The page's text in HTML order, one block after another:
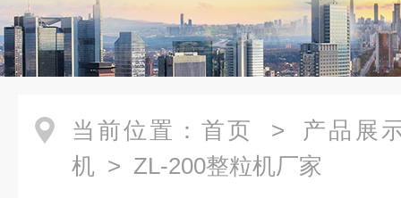
当前位置： 首页 > 产品展
机 > ZL-200整粒机厂家